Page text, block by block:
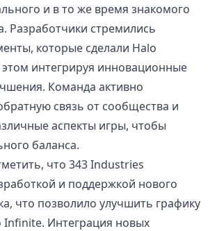
и в то же время знакомого
Разработчики стремились
которые сделали Halo
этом интегрируя инновационные
Команда активно
связь от сообщества и
аспекты игры, чтобы
баланса.
что 343 Industries
и поддержкой нового
что позволило улучшить графику
Infinite. Интеграция новых